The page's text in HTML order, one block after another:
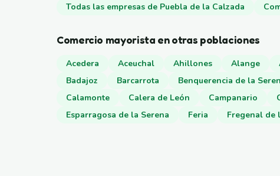
Todas las empresas de Puebla de la Calzada
Comercio mayorista en otras poblaciones
Acedera Aceuchal Ahillones Alange
Badajoz
Barcarrota Benquerencia de la
Calamonte
Calera de León Campanario
Esparragosa de la Serena
Feria Fregenal de